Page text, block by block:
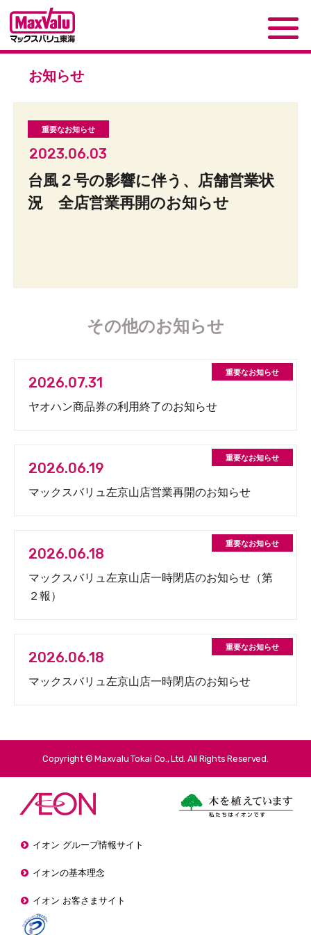
お知らせ
2023.06.03
台風２号の影響に伴う、店舗営業状
況 全店営業再開のお知らせ
その他のお知らせ
2026.07.31
ヤオハン商品券の利用終了のお知らせ
2026.06.19
マックスバリュ左京山店営業再開のお知らせ
2026.06.18
マックスバリュ左京山店一時閉店のお知らせ（第
２報）
2026.06.18
マックスバリュ左京山店一時閉店のお知らせ
Copyright © Maxvalu Tokai Co., Ltd. All Rights Reserved.
イオン グループ情報サイト
イオンの基本理念
イオン お客さまサイト